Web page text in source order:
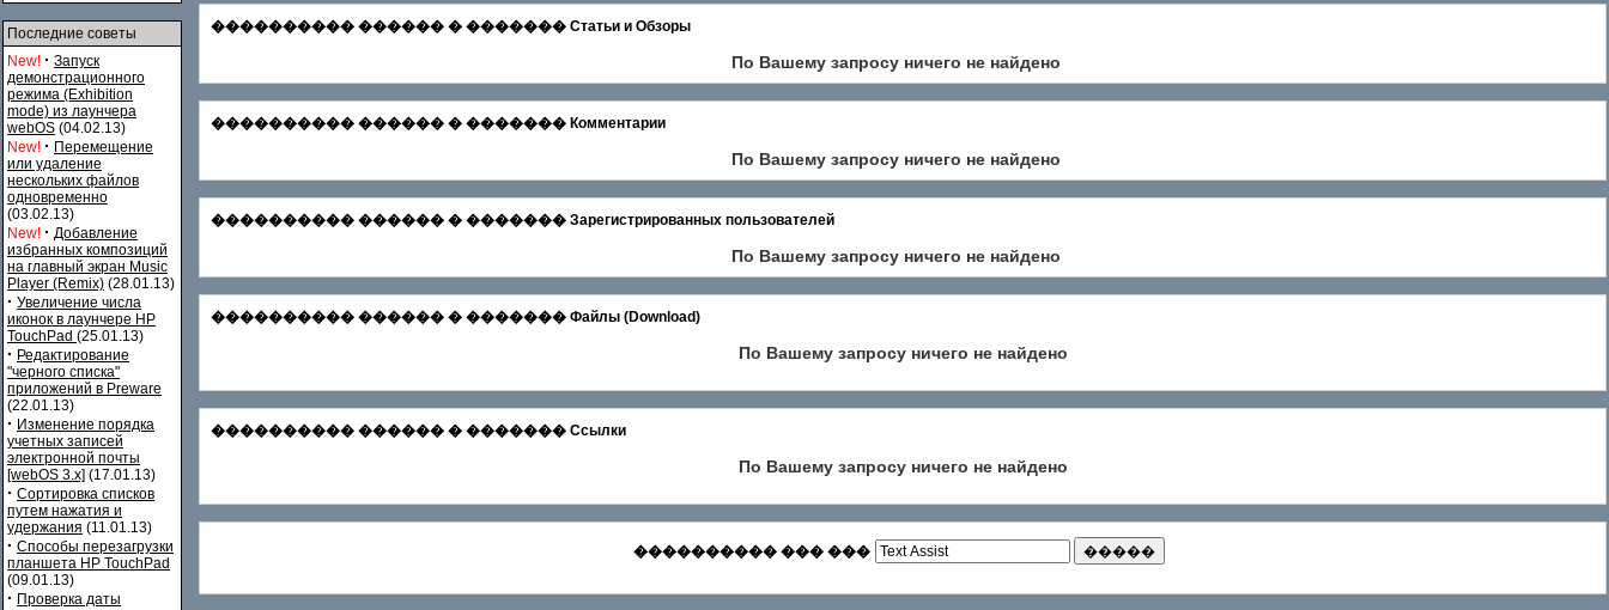
Последние советы
New! · Запуск
демонстрационного
режима (Exhibition
mode) из лаунчера
webOS (04.02.13)
New! · Перемещение
или удаление
нескольких файлов
одновременно
(03.02.13)
New! · Добавление
избранных композиций
на главный экран Music
Player (Remix) (28.01.13)
· Увеличение числа
иконок в лаунчере HP
TouchPad (25.01.13)
· Редактирование
"черного списка"
приложений в Preware
(22.01.13)
· Изменение порядка
учетных записей
электронной почты
[webOS 3.x] (17.01.13)
· Сортировка списков
путем нажатия и
удержания (11.01.13)
· Способы перезагрузки
планшета HP TouchPad
(09.01.13)
· Проверка даты
���������� ������ � ������� Статьи и Обзоры
По Вашему запросу ничего не найдено
���������� ������ � ������� Комментарии
По Вашему запросу ничего не найдено
���������� ������ � ������� Зарегистрированных пользователей
По Вашему запросу ничего не найдено
���������� ������ � ������� Файлы (Download)
По Вашему запросу ничего не найдено
���������� ������ � ������� Ссылки
По Вашему запросу ничего не найдено
���������� ��� ���